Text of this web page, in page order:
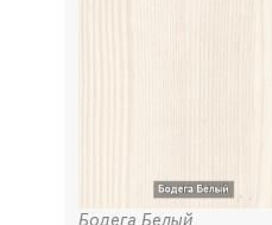
Бодега Белый